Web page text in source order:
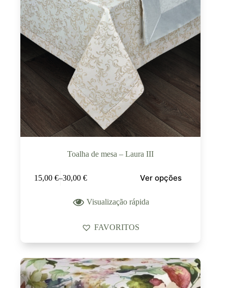
Toalha de mesa – Laura III
15,00 €–30,00 € Ver opções
Visualização rápida
FAVORITOS